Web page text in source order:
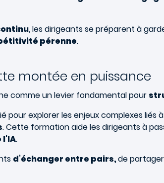
, les dirigeants se préparent à
pérenne.
montée en puissance
comme un levier fondamental pour
pour explorer les enjeux complexes
. Cette formation aide les dirigeants à
l'IA.
d’échanger entre pairs,de